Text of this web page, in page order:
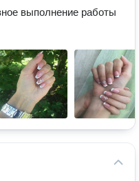
выполнение работы